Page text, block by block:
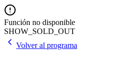
Función no disponible
SHOW_SOLD_OUT
Volver al programa